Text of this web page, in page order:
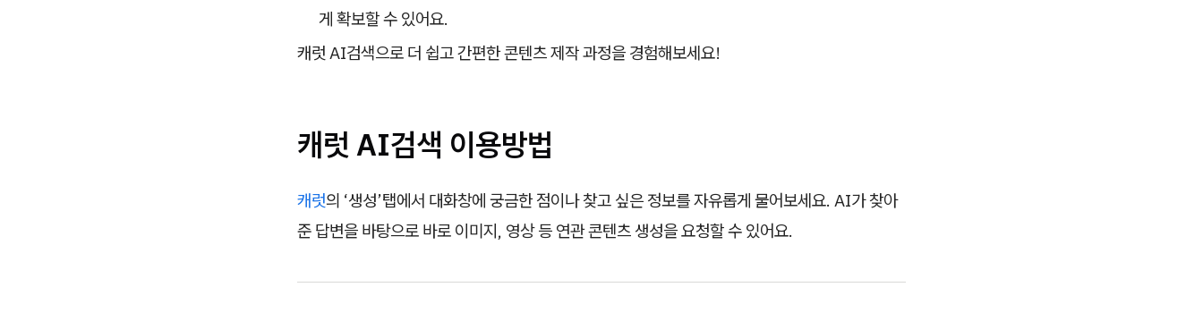
게 확보할 수 있어요.
캐럿 AI검색으로 더 쉽고 간편한 콘텐츠 제작 과정을 경험해보세요!
캐럿 AI검색 이용방법
캐럿의 ‘생성’탭에서 대화창에 궁금한 점이나 찾고 싶은 정보를 자유롭게 물어보세요. AI가 찾아
준 답변을 바탕으로 바로 이미지, 영상 등 연관 콘텐츠 생성을 요청할 수 있어요.